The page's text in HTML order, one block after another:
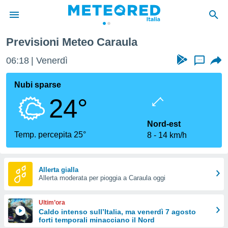
di
per
le
di
Web
le
Previsioni Meteo Caraula
06:18 Venerdì ...
Nubi sparse
24°
Temp. percepita 25°
Nord-est
8
14 km/h
Allerta gialla
Allerta moderata per pioggia a Caraula oggi
Ultim’ora
Caldo intenso sull’Italia, ma venerdì 7 agosto
forti temporali minacciano il Nord